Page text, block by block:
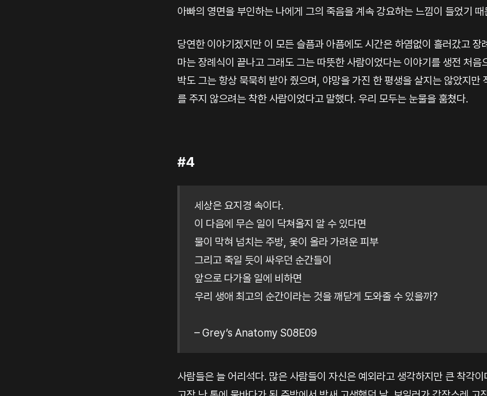
아빠의 영면을 부인하는 나에게 그의 죽음을 계속 강요하는 느낌이 들었기 때
당연한 이야기겠지만 이 모든 슬픔과 아픔에도 시간은 하염없이 흘러갔고 장
마는 장례식이 끝나고 그래도 그는 따뜻한 사람이었다는 이야기를 생전 처
박도 그는 항상 묵묵히 받아 줬으며, 야망을 가진 한 평생을 살지는 않았지만
를 주지 않으려는 착한 사람이었다고 말했다. 우리 모두는 눈물을 훔쳤다.
#4
세상은 요지경 속이다.
이 다음에 무슨 일이 닥쳐올지 알 수 있다면
물이 막혀 넘치는 주방, 옻이 올라 가려운 피부
그리고 죽일 듯이 싸우던 순간들이
앞으로 다가올 일에 비하면
우리 생애 최고의 순간이라는 것을 깨닫게 도와줄 수 있을까?
– Grey’s Anatomy S08E09
사람들은 늘 어리석다. 많은 사람들이 자신은 예외라고 생각하지만 큰 착각